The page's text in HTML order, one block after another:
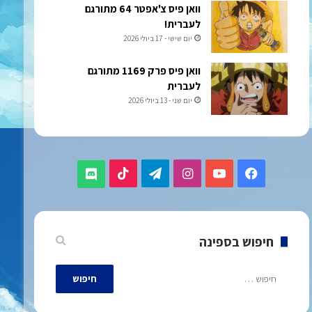
וואן פיס צ'אפטר 64 מתורגם
לעברית!
יום שישי - 17 ביולי 2026
וואן פיס פרק 1169 מתורגם
לעברית
יום שני - 13 ביולי 2026
Facebook
YouTube
Instagram
Telegram
TikTok
Discord
חיפוש בספינה
חיפוש: